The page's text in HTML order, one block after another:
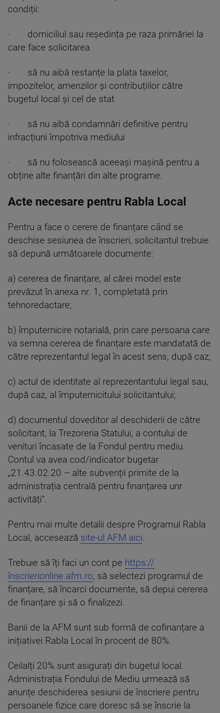
condiții:
· domiciliul sau reședința pe raza primăriei la
care face solicitarea
· să nu aibă restanțe la plata taxelor,
impozitelor, amenzilor și contribuțiilor către
bugetul local și cel de stat
· să nu aibă condamnări definitive pentru
infracțiuni împotriva mediului
· să nu folosească aceeași mașină pentru a
obține alte finanțări din alte programe.
Acte necesare pentru Rabla Local
Pentru a face o cerere de finanțare când se
deschise sesiunea de înscrieri, solicitantul trebuie
să depună următoarele documente:
a) cererea de finanțare, al cărei model este
prevăzut în anexa nr. 1, completată prin
tehnoredactare;
b) împuternicire notarială, prin care persoana care
va semna cererea de finanțare este mandatată de
către reprezentantul legal în acest sens, după caz;
c) actul de identitate al reprezentantului legal sau,
după caz, al împuternicitului solicitantului;
d) documentul doveditor al deschiderii de către
solicitant, la Trezoreria Statului, a contului de
venituri încasate de la Fondul pentru mediu.
Contul va avea cod/indicator bugetar
„21.43.02.20 – alte subvenții primite de la
administrația centrală pentru finanțarea unr
activități”.
Pentru mai multe detalii despre Programul Rabla
Local, accesează site-ul AFM aici.
Trebuie să îți faci un cont pe https://
înscrierionline.afm.ro, să selectezi programul de
finanțare, să încarci documente, să depui cererea
de finanțare și să o finalizezi.
Banii de la AFM sunt sub formă de cofinanțare a
inițiativei Rabla Local în procent de 80%.
Ceilalți 20% sunt asigurați din bugetul local.
Administrația Fondului de Mediu urmează să
anunțe deschiderea sesiunii de înscriere pentru
persoanele fizice care doresc să se înscrie la